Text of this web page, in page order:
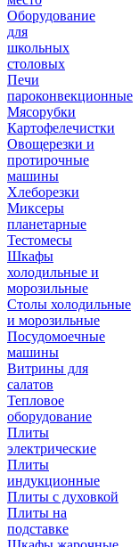
Оборудование
для
школьных
столовых
Печи
пароконвекционные
Мясорубки
Картофелечистки
Овощерезки и
протирочные
машины
Хлеборезки
Миксеры
планетарные
Тестомесы
Шкафы
холодильные и
морозильные
Столы холодильные
и морозильные
Посудомоечные
машины
Витрины для
салатов
Тепловое
оборудование
Плиты
электрические
Плиты
индукционные
Плиты с духовкой
Плиты на
подставке